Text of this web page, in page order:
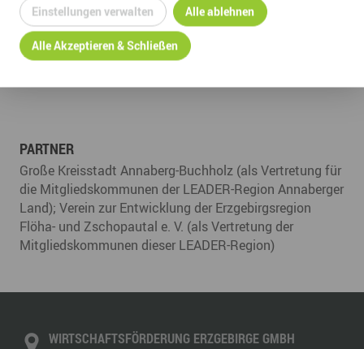
Infrastruktur
03733 145 113
habermann@wfe-erzgebirge.de
PARTNER
Große Kreisstadt Annaberg-Buchholz (als Vertretung für
die Mitgliedskommunen der LEADER-Region Annaberger
Land); Verein zur Entwicklung der Erzgebirgsregion
Flöha- und Zschopautal e. V. (als Vertretung der
Mitgliedskommunen dieser LEADER-Region)
WIRTSCHAFTSFÖRDERUNG ERZGEBIRGE GMBH
Einstellungen verwalten Alle ablehnen
Alle Akzeptieren & Schließen